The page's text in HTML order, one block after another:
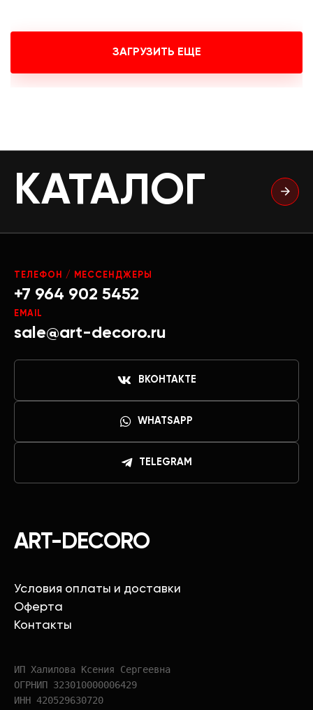
ЗАГРУЗИТЬ ЕЩЕ
КАТАЛОГ
ART-DECORO
Условия оплаты и доставки
Оферта
Контакты
ИП Халилова Ксения Сергеевна
ОГРНИП 323010000006429
ИНН 420529630720
ТЕЛЕФОН / МЕССЕНДЖЕРЫ
+7 964 902 5452
EMAIL
sale@art-decoro.ru
ВКОНТАКТЕ
WHATSAPP
TELEGRAM